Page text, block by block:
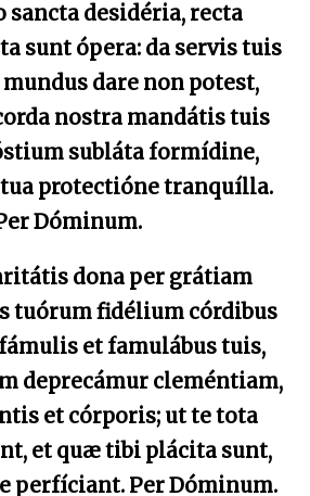
sancta desidéria, recta
sunt ópera: da servis tuis
dare non potest,
nostra mandátis tuis
subláta formídine,
protectióne tranquílla.
Dóminum.
dona per grátiam
tuórum fidélium córdibus
et famulábus tuis,
deprecámur cleméntiam,
et córporis; ut te tota
et quæ tibi plácita sunt,
perfíciant. Per Dóminum.